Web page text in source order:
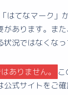
はてなマーク」
あります。ま
況ではなくなっ
ありません。
式サイトをご確